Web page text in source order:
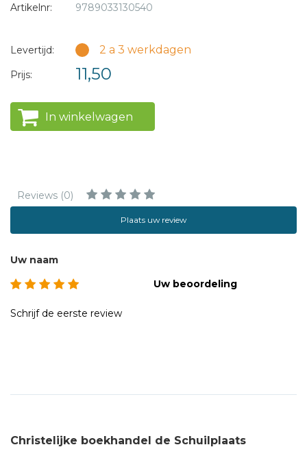
Artikelnr:
9789033130540
Levertijd: 2 a 3 werkdagen
Prijs: 11,50
In winkelwagen
Reviews (0)
Plaats uw review
Uw naam
Uw beoordeling
Schrijf de eerste review
Christelijke boekhandel de Schuilplaats